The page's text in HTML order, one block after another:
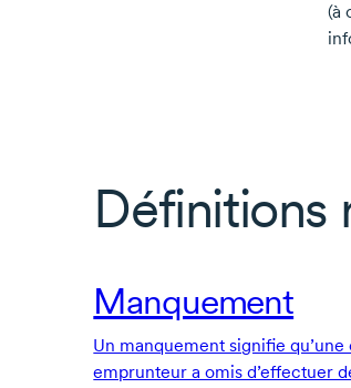
(à
Définitions
Manquement
Un manquement signifie
emprunteur a omis d’effectuer